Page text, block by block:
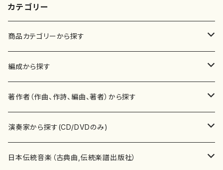
カテゴリー
商品カテゴリーから探す
楽譜
書籍
書籍
テキストブック
CD・DVD
チケット
編成から探す
邦楽器
箏・琴（ソロ）
箏・琴（合奏）
合唱
混声合唱
歌・声
著作者（作曲、作詩、編曲、著者）から探す
あ行
青木省三(アオキ ショウゾウ)
か行
演奏家から探す(CD/DVDのみ)
邦楽（箏、三味線、尺八等）演奏家
日本伝統音楽（古典曲,伝統楽譜出版社）